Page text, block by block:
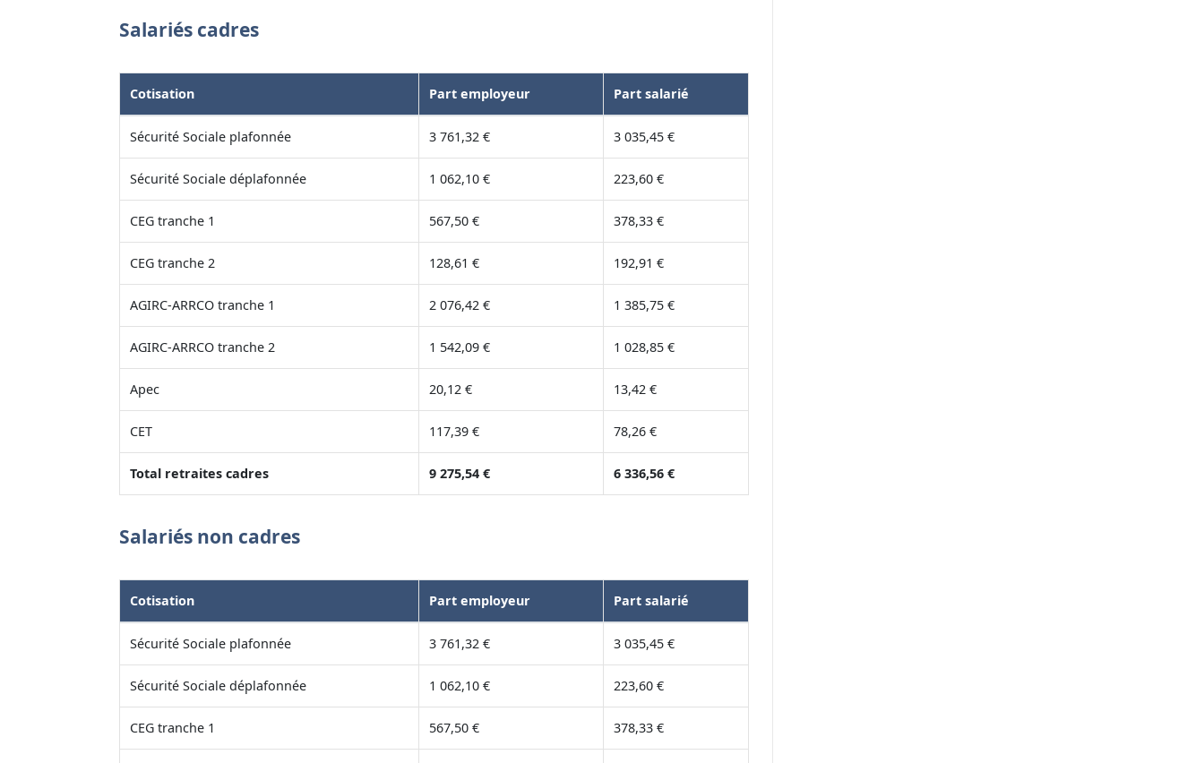
Salariés cadres
Cotisation Part employeur Part salarié
Sécurité Sociale plafonnée 3 761,32 € 3 035,45 €
Sécurité Sociale déplafonnée 1 062,10 € 223,60 €
CEG tranche 1 567,50 € 378,33 €
CEG tranche 2 128,61 € 192,91 €
AGIRC-ARRCO tranche 1 2 076,42 € 1 385,75 €
AGIRC-ARRCO tranche 2 1 542,09 € 1 028,85 €
Apec 20,12 € 13,42 €
CET 117,39 € 78,26 €
Total retraites cadres 9 275,54 € 6 336,56 €
Salariés non cadres
Cotisation Part employeur Part salarié
Sécurité Sociale plafonnée 3 761,32 € 3 035,45 €
Sécurité Sociale déplafonnée 1 062,10 € 223,60 €
CEG tranche 1 567,50 € 378,33 €